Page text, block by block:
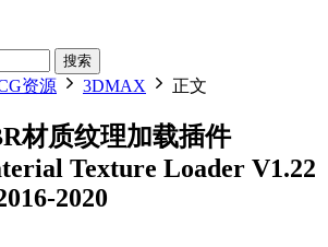
搜索
资源 3DMAX 正文
材质纹理加载插件
Texture Loader V1.22
2020